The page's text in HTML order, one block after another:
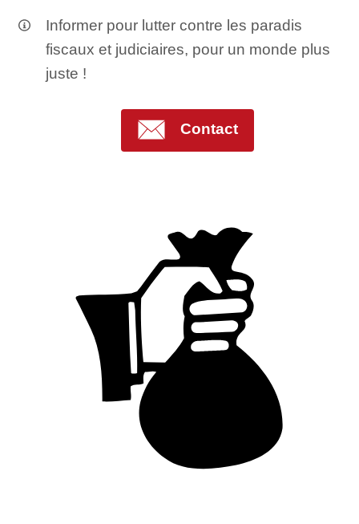
Informer pour lutter contre les paradis
fiscaux et judiciaires, pour un monde plus
juste !
Contact